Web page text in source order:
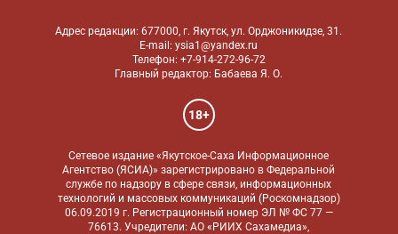
Адрес редакции: 677000, г. Якутск, ул. Орджоникидзе, 31.
E-mail: ysia1@yandex.ru
Телефон: +7-914-272-96-72
Главный редактор: Бабаева Я. О.
18+
Сетевое издание «Якутское-Саха Информационное
Агентство (ЯСИА)» зарегистрировано в Федеральной
службе по надзору в сфере связи, информационных
технологий и массовых коммуникаций (Роскомнадзор)
06.09.2019 г. Регистрационный номер ЭЛ № ФС 77 —
76613. Учредители: АО «РИИХ Сахамедиа»,